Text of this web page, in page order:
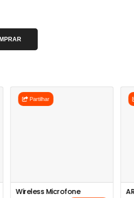
Partilhar
Wireless Microfone